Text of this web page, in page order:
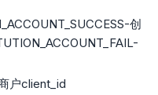
创
户client_id